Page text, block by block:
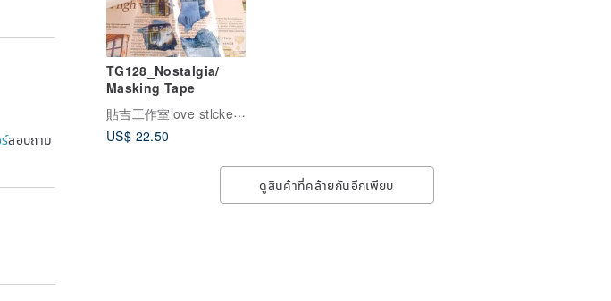
TG128_Nostalgia/
Masking Tape
貼吉工作室love stlcker studlo 1010
US$ 22.50
ดูสินค้าที่คล้ายกันอีกเพียบ
สอบถาม